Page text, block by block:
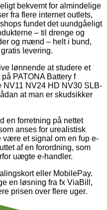
bekvemt for almindelige
fra flere internet outlets,
fundet det uundgåeligt
– til drenge og
og mænd – helt i bund,
levering.
lønnende at studere et
PATONA Battery f
NV11 NV24 HD NV30 SLB-
at man er skudsikker
en forretning på nettet
anses for urealistisk
være et signal om en fup e-
af en forordning, som
uægte e-handler.
eller MobilePay.
en løsning fra fx ViaBill,
prisen over flere uger.